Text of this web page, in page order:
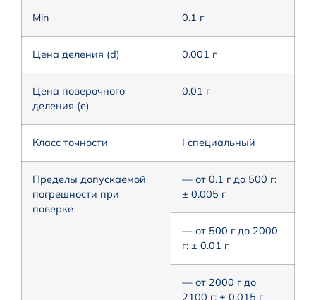
Min 0.1 г
Цена деления (d) 0.001 г
Цена поверочного
деления (e)
0.01 г
Класс точности I специальный
Пределы допускаемой
погрешности при
поверке
— от 0.1 г до 500 г:
± 0.005 г
— от 500 г до 2000
г: ± 0.01 г
— от 2000 г до